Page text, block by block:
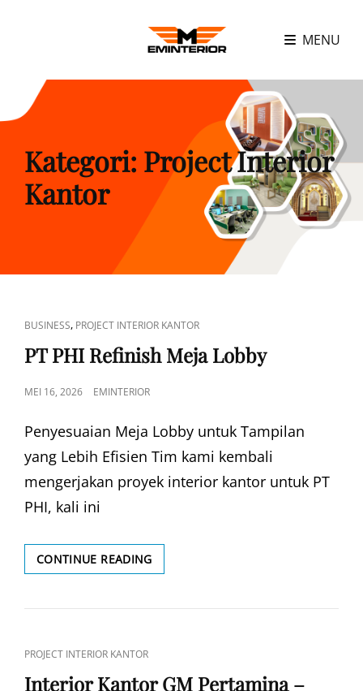
MENU
Kategori: Project Interior
Kantor
CAT
LINKS
BUSINESS, PROJECT INTERIOR KANTOR
PT PHI Refinish Meja Lobby
POSTED
MEI 16, 2026 EMINTERIOR
Penyesuaian Meja Lobby untuk Tampilan
yang Lebih Efisien Tim kami kembali
mengerjakan proyek interior kantor untuk PT
PHI, kali ini
CONTINUE READINGPT
PHI
MEJA
CAT
LINKS
PROJECT INTERIOR KANTOR
Interior Kantor GM Pertamina –